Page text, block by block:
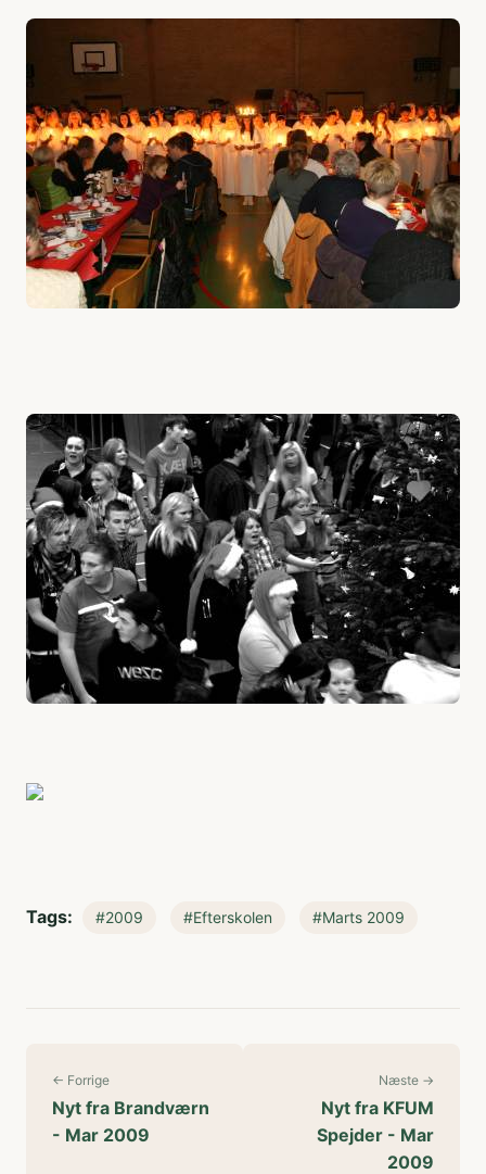
Tags: #2009 #Efterskolen #Marts 2009
← Forrige
Nyt fra Brandværn
- Mar 2009
Næste →
Nyt fra KFUM
Spejder - Mar
2009